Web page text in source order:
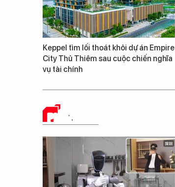
Keppel tìm lối thoát khỏi dự án Empire
City Thủ Thiêm sau cuộc chiến nghĩa
vụ tài chính
PHÂN TÍCH